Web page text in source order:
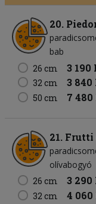
20.
bab
26 cm
3 190
32 cm 3 840
50 cm 7 480
21.
olívabogyó
26 cm
3 290
32 cm
4 060